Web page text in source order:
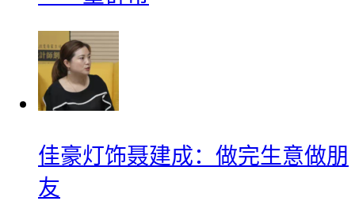
佳豪灯饰聂建成：做完生意做朋
友